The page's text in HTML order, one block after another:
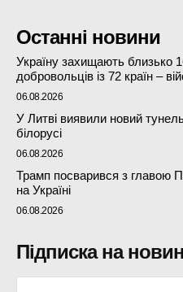
Останні новини
Україну захищають близько
добровольців із 72 країн –
06.08.2026
У Литві виявили новий
білорусі
06.08.2026
Трамп посварився з главою
на Україні
06.08.2026
Підписка на